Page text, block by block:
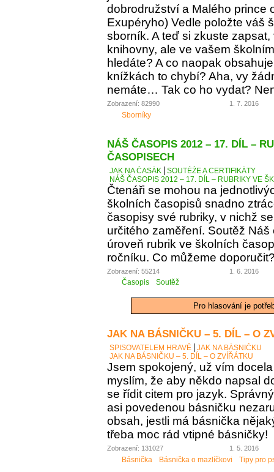
dobrodružství a Malého prince
Exupéryho) Vedle položte váš
sborník. A teď si zkuste
knihovny, ale ve vašem
hledáte? A co naopak
knížkách to chybí? Aha, vy
nemáte… Tak co ho vydat?
Zobrazení: 82990 1. 7. 2016
Sborníky
NÁŠ ČASOPIS 2012 – 17. DÍL –
ČASOPISECH
JAK NA ČASÁK
SOUTĚŽE A CERTIFIKÁTY
NÁŠ ČASOPIS 2012 – 17. DÍL – RUBRIKY VE
Čtenáři se mohou na
školních časopisů snadno
časopisy své rubriky, v nichž
určitého zaměření. Soutěž
úroveň rubrik ve školních
ročníku. Co můžeme
Zobrazení: 55214 1. 6. 2016
Časopis Soutěž
Pro hlasování je
JAK NA BÁSNIČKU – 5. DÍL – O
SPISOVATELEM HRAVĚ
JAK NA BÁSNIČKU
JAK NA BÁSNIČKU – 5. DÍL – O ZVÍŘÁTKU
Jsem spokojený, už vím
myslím, že aby někdo napsal
se řídit citem pro jazyk.
asi povedenou básničku
obsah, jestli má básnička
třeba moc rád vtipné básničky!
Zobrazení: 131027 1. 5. 2016
Básnička Básnička o mazlíčkovi Tipy pro